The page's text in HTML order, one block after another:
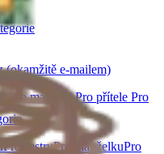
e-mailem)
Pro manželaPro přítele Pro
Pro sestruPro manželkuPro